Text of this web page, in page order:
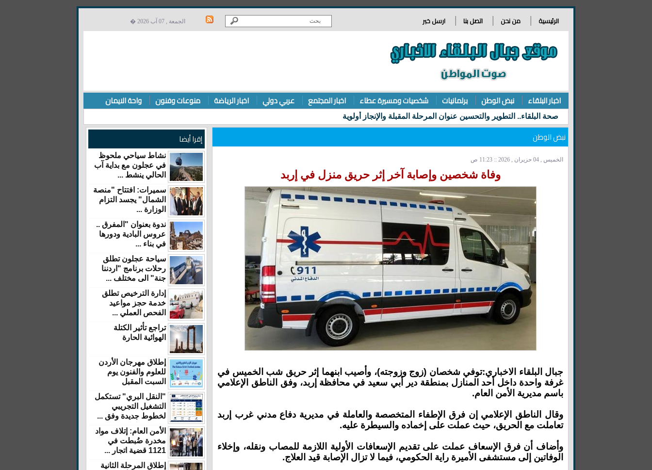
الرئيسية من نحن اتصل بنا ارسل خبر الجمعة , 07 آب 2026 �
اخبار البلقاء نبض الوطن برلمانيات شخصيات ومسيرة عطاء اخبار المجتمع عربي دولي اخبار الرياضة منوعات وفنون واحة الايمان
نبض الوطن
الخميس , 04 حزيران , 2026 :: 11:23 ص
وفاة شخصين وإصابة آخر إثر حريق منزل في إربد
جبال البلقاء الاخباري:توفي شخصان (زوج وزوجته)، وأصيب ابنهما إثر حريق شب الخميس في
غرفة واحدة داخل أحد المنازل بمنطقة دير أبي سعيد في محافظة إربد، وفق الناطق الإعلامي
باسم مديرية الأمن العام.
وقال الناطق الإعلامي إن فرق الإطفاء المتخصصة والعاملة في مديرية دفاع مدني غرب إربد
تعاملت مع الحريق، حيث عملت على إخماده والسيطرة عليه.
وأضاف أن فرق الإسعاف عملت على تقديم الإسعافات الأولية اللازمة للمصاب ونقله، وإخلاء
الوفاتين إلى مستشفى الأميرة راية الحكومي، فيما لا تزال الإصابة قيد العلاج.
إقرا أيضا
نشاط سياحي ملحوظ
في عجلون مع بداية آب
الحالي ينشط ...
سميرات: افتتاح "منصة
الشمال" يجسد التزام
الوزارة ...
ندوة بعنوان "المفرق ..
عروس البادية ودورها
في بناء ...
سياحة عجلون تطلق
رحلات برنامج "اردننا
جنة" الى مختلف ...
إدارة الترخيص تطلق
خدمة حجز مواعيد
الفحص العملي ...
تراجع تأثير الكتلة
الهوائية الحارة
إطلاق مهرجان الأردن
للعلوم والفنون يوم
السبت المقبل
"النقل البري" تستكمل
التشغيل التجريبي
لخطوط جديدة وفق ...
الأمن العام: إتلاف مواد
مخدرة ضُبطت في
1121 قضية اتجار ...
إطلاق المرحلة الثانية